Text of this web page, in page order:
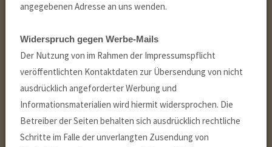
angegebenen Adresse an uns wenden.
Widerspruch gegen Werbe-Mails
Der Nutzung von im Rahmen der Impressumspflicht
veröffentlichten Kontaktdaten zur Übersendung von nicht
ausdrücklich angeforderter Werbung und
Informationsmaterialien wird hiermit widersprochen. Die
Betreiber der Seiten behalten sich ausdrücklich rechtliche
Schritte im Falle der unverlangten Zusendung von